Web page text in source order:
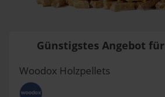
Günstigstes Angebot für
Woodox Holzpellets